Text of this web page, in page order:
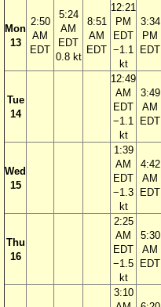
Mon
13
2:50
AM
EDT
5:24
AM
EDT
0.8 kt
8:51
AM
EDT
12:21
PM
EDT
−1.1
kt
3:34
PM
EDT
Tue
14
12:49
AM
EDT
−1.1
kt
3:49
AM
EDT
Wed
15
1:39
AM
EDT
−1.3
kt
4:42
AM
EDT
Thu
16
2:25
AM
EDT
−1.5
kt
5:30
AM
EDT
3:10